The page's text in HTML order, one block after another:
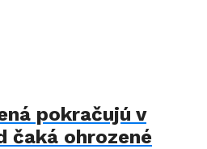
pokračujú v
čaká ohrozené